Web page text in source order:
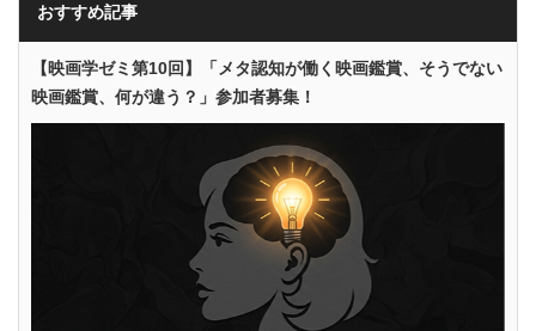
おすすめ記事
【映画学ゼミ第10回】「メタ認知が働く映画鑑賞、そうでない
映画鑑賞、何が違う？」参加者募集！